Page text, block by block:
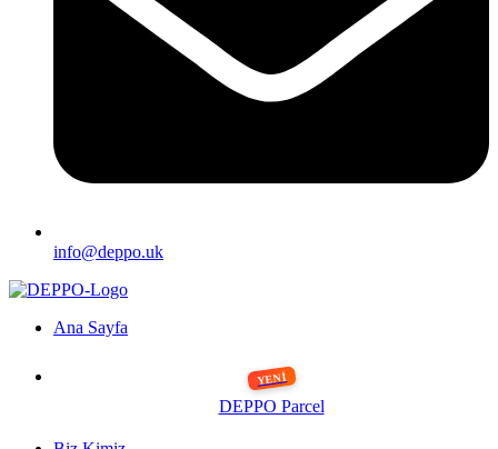
info@deppo.uk
Ana Sayfa
DEPPO Parcel